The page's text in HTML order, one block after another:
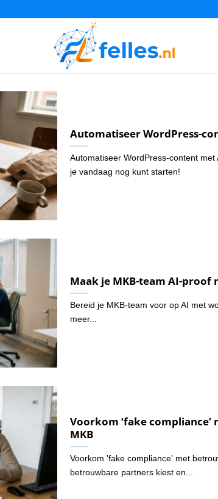
Automatiseer WordPress-
Automatiseer WordPress-content
je vandaag nog kunt starten!
Maak je MKB-team AI-proof
Bereid je MKB-team voor op AI met
meer...
Voorkom ‘fake
MKB
Voorkom 'fake compliance' met
betrouwbare partners kiest en...